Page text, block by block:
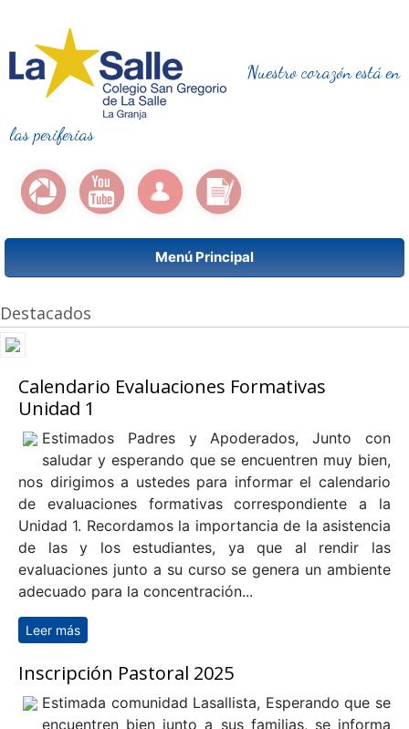
Nuestro corazón está en
las periferias
Menú Principal
Destacados
Calendario Evaluaciones Formativas
Unidad 1
Estimados Padres y Apoderados, Junto con
nos dirigimos a ustedes para informar el calendario
Unidad 1. Recordamos la importancia de la asistencia
de las y los estudiantes, ya que al rendir las
evaluaciones junto a su curso se genera un ambiente